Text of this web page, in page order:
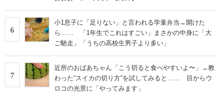
6
小1息子に「足りない」と言われる学童弁当→開けた
ら…… 「1年生でこれはすごい」まさかの中身に「大
ご馳走」「うちの高校生男子より多い」
7
近所のおばあちゃん「こう切ると食べやすいよ〜」→教
わった“スイカの切り方”を試してみると…… 目からウ
ロコの光景に「やってみます」